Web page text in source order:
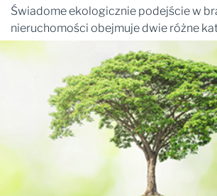
Świadome ekologicznie podejście w
nieruchomości obejmuje dwie różne